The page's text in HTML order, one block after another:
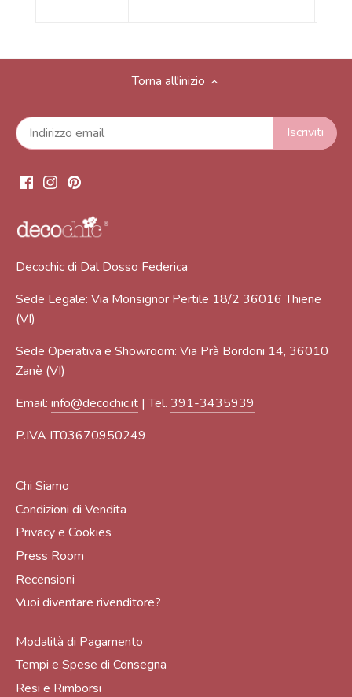
Torna all'inizio
Decochic di Dal Dosso Federica
Sede Legale: Via Monsignor Pertile 18/2 36016 Thiene
(VI)
Sede Operativa e Showroom: Via Prà Bordoni 14, 36010
Zanè (VI)
Email: info@decochic.it | Tel. 391-3435939
P.IVA IT03670950249
Chi Siamo
Condizioni di Vendita
Privacy e Cookies
Press Room
Recensioni
Vuoi diventare rivenditore?
Modalità di Pagamento
Tempi e Spese di Consegna
Resi e Rimborsi